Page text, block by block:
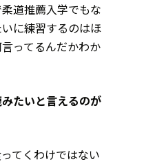
道推薦入学でもな
に練習するのはほ
ってるんだかわか
みたいと言えるのが
てくわけではない